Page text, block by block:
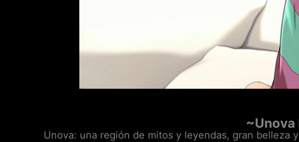
~Unova
Unova: una región de mitos y leyendas, gran belleza